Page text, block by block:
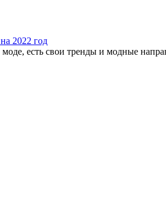
2022 год
есть свои тренды и модные